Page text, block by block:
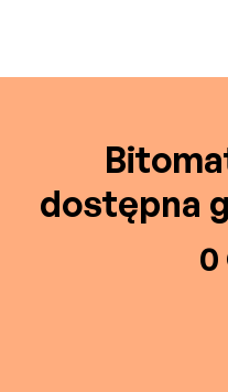
dostępna
0